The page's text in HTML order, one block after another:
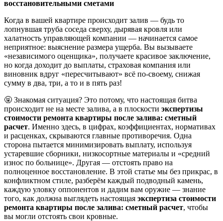
восстановительными сметами
Когда в вашей квартире происходит залив — будь то
лопнувшая труба соседа сверху, дырявая кровля или
халатность управляющей компании — начинается самое
неприятное: выяснение размера ущерба. Вы вызываете
«независимого оценщика», получаете красивое заключение,
но когда доходит до выплаты, страховая компания или
виновник вдруг «пересчитывают» всё по-своему, снижая
сумму в два, три, а то и в пять раз!
🤬 Знакомая ситуация? Это потому, что настоящая битва
происходит не на месте залива, а в плоскости экспертизы
стоимости ремонта квартиры после залива: сметный
расчет. Именно здесь, в цифрах, коэффициентах, нормативах
и расценках, скрываются главные противоречия. Одна
сторона пытается минимизировать выплату, используя
устаревшие сборники, низкосортные материалы и «средний
износ по больнице». Другая — отстоять право на
полноценное восстановление. В этой статье мы без прикрас, в
конфликтном стиле, разберём каждый подводный камень,
каждую уловку оппонентов и дадим вам оружие — знание
того, как должна выглядеть настоящая экспертиза стоимости
ремонта квартиры после залива: сметный расчет, чтобы
вы могли отстоять свои кровные.